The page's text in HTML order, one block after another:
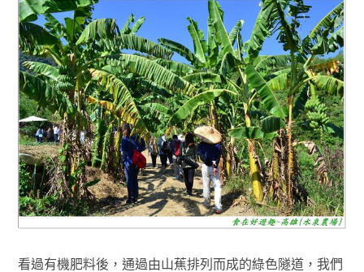
看過有機肥料後 ， 通過由山蕉排列而成的綠色隧道，我們